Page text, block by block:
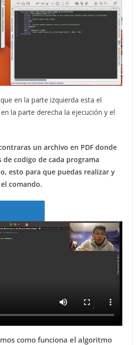
en la parte izquierda esta el
la parte derecha la ejecución y el
un archivo en PDF donde
de codigo de cada programa
esto para que puedas realizar y
comando.
como funciona el algoritmo